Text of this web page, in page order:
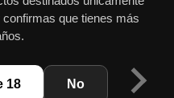
que tienes más
18 No